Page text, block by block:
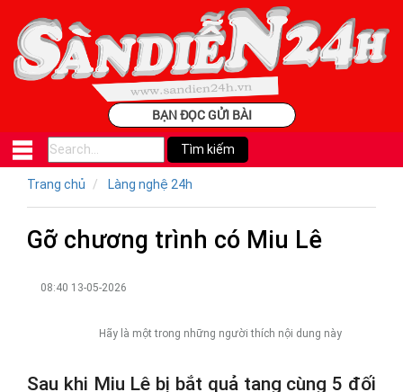
BẠN ĐỌC GỬI BÀI
Trang chủ Làng nghệ 24h
Gỡ chương trình có Miu Lê
08:40 13-05-2026
Hãy là một trong những người thích nội dung này
Sau khi Miu Lê bị bắt quả tang cùng 5 đối